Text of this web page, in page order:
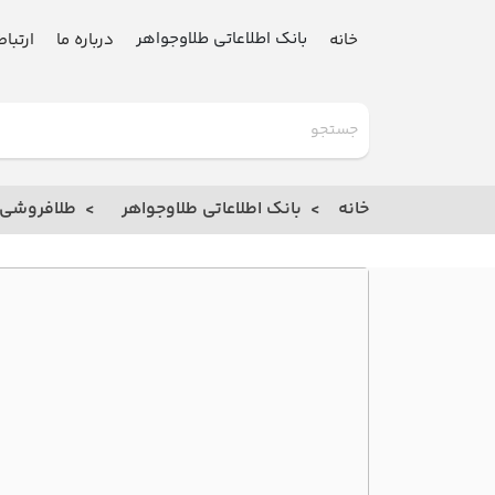
خانه بانک اطلاعاتی طلاوجواهر درباره ما
خانه بانک اطلاعاتی طلاوجواهر طلافروشی